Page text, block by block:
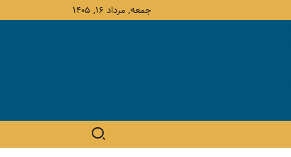
جمعه, مرداد ۱۶, ۱۴۰۵